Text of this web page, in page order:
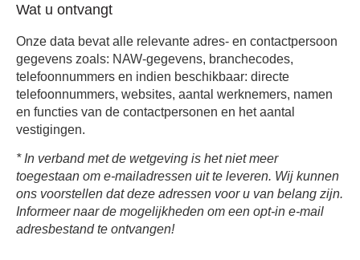
Wat u ontvangt
Onze data bevat alle relevante adres- en contactpersoon
gegevens zoals: NAW-gegevens, branchecodes,
telefoonnummers en indien beschikbaar: directe
telefoonnummers, websites, aantal werknemers, namen
en functies van de contactpersonen en het aantal
vestigingen.
* In verband met de wetgeving is het niet meer
toegestaan om e-mailadressen uit te leveren. Wij kunnen
ons voorstellen dat deze adressen voor u van belang zijn.
Informeer naar de mogelijkheden om een opt-in e-mail
adresbestand te ontvangen!